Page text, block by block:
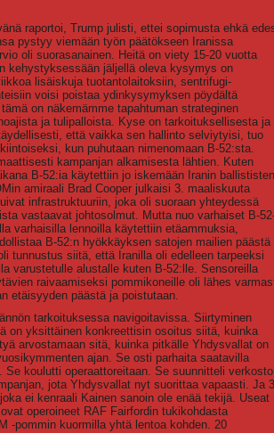
raportoi, Trump julisti, ettei sopimusta ehkä
pystyy viemään työn päätökseen Iranissa
oli suorasanainen. Heitä on viety 15-20 vuotta
kehystyksessään jäljellä oleva kysymys on
lisäiskuja tuotantolaitoksiin, sentrifugi-
voisi poistaa ydinkysymyksen pöydältä
on näkemämme tapahtuman strateginen
ja tulipalloista. Kyse on tarkoituksellisesta ja
että vaikka sen hallinto selviytyisi, tuo
kun puhutaan nimenomaan B-52:sta.
kampanjan alkamisesta lähtien. Kuten
B-52:ia käytettiin jo iskemään Iranin ballististen
amiraali Brad Cooper julkaisi 3. maaliskuuta
infrastruktuuriin, joka oli suoraan yhteydessä
vastaavat johtosolmut. Mutta nuo varhaiset B-
varhaisilla lennoilla käytettiin etäammuksia,
B-52:n hyökkäyksen satojen mailien päästä
tunnustus siitä, että Iranilla oli edelleen tarpeeksi
varustetulle alustalle kuten B-52:lle. Sensoreilla
raivaamiseksi pommikoneille oli lähes
etäisyyden päästä ja poistutaan.
tarkoituksessa navigoitavissa. Siirtyminen
on yksittäinen konkreettisin osoitus siitä, kuinka
arvostamaan sitä, kuinka pitkälle Yhdysvallat on
ajan. Se osti parhaita saatavilla
koulutti operaattoreitaan. Se suunnitteli
jota Yhdysvallat nyt suorittaa vapaasti. Ja
ei kenraali Kainen sanoin ole enää tekijä. Useat
operoineet RAF Fairfordin tukikohdasta
-pommin kuormilla yhtä lentoa kohden. 20